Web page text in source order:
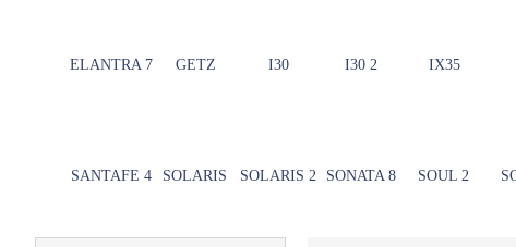
ELANTRA 7 GETZ I30 I30 2 IX35
SANTAFE 4 SOLARIS SOLARIS 2 SONATA 8 SOUL 2